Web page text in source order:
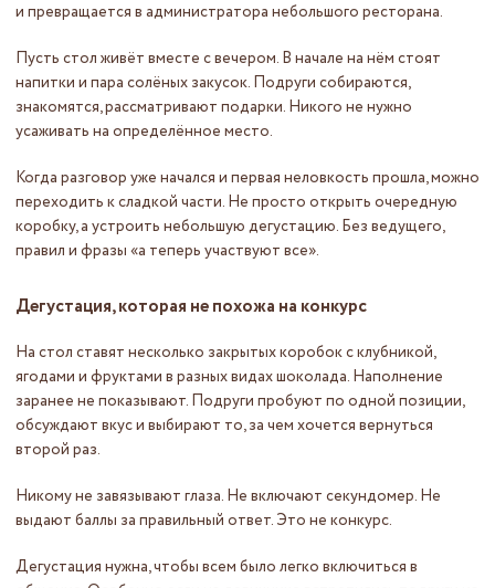
и превращается в администратора небольшого ресторана.
Пусть стол живёт вместе с вечером. В начале на нём стоят
напитки и пара солёных закусок. Подруги собираются,
знакомятся, рассматривают подарки. Никого не нужно
усаживать на определённое место.
Когда разговор уже начался и первая неловкость прошла, можно
переходить к сладкой части. Не просто открыть очередную
коробку, а устроить небольшую дегустацию. Без ведущего,
правил и фразы «а теперь участвуют все».
Дегустация, которая не похожа на конкурс
На стол ставят несколько закрытых коробок с клубникой,
ягодами и фруктами в разных видах шоколада. Наполнение
заранее не показывают. Подруги пробуют по одной позиции,
обсуждают вкус и выбирают то, за чем хочется вернуться
второй раз.
Никому не завязывают глаза. Не включают секундомер. Не
выдают баллы за правильный ответ. Это не конкурс.
Дегустация нужна, чтобы всем было легко включиться в